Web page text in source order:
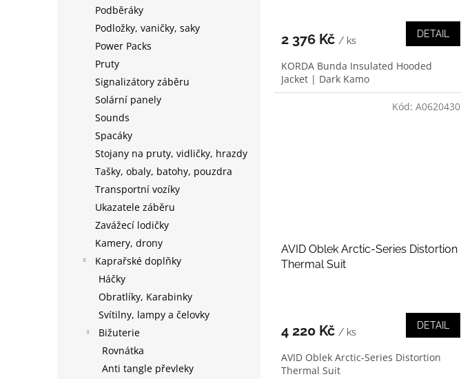
Podběráky
Podložky, vaničky, saky
Power Packs
Pruty
Signalizátory záběru
Solární panely
Sounds
Spacáky
Stojany na pruty, vidličky, hrazdy
Tašky, obaly, batohy, pouzdra
Transportní vozíky
Ukazatele záběru
Zavážecí lodičky
Kamery, drony
Kaprařské doplňky
Háčky
Obratlíky, Karabinky
Svítilny, lampy a čelovky
Bižuterie
Rovnátka
Anti tangle převleky
2 376 Kč / ks
DETAIL
KORDA Bunda Insulated Hooded
Jacket | Dark Kamo
AVID Oblek Arctic-Series Distortion
Thermal Suit
4 220 Kč / ks
DETAIL
AVID Oblek Arctic-Series Distortion
Thermal Suit
Kód: A0620430